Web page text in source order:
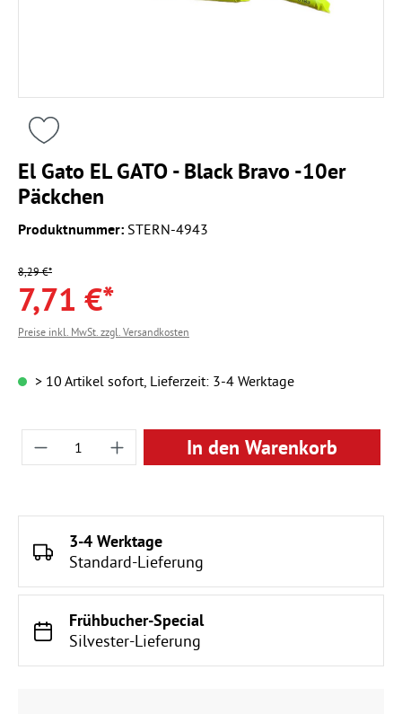
El Gato EL GATO - Black Bravo -10er
Päckchen
Produktnummer: STERN-4943
8,29 €*
7,71 €*
Preise inkl. MwSt. zzgl. Versandkosten
> 10 Artikel sofort, Lieferzeit: 3-4 Werktage
Produkt Anzahl: Gib den gewünschten
In den Warenkorb
3-4 Werktage
Standard-Lieferung
Frühbucher-Special
Silvester-Lieferung